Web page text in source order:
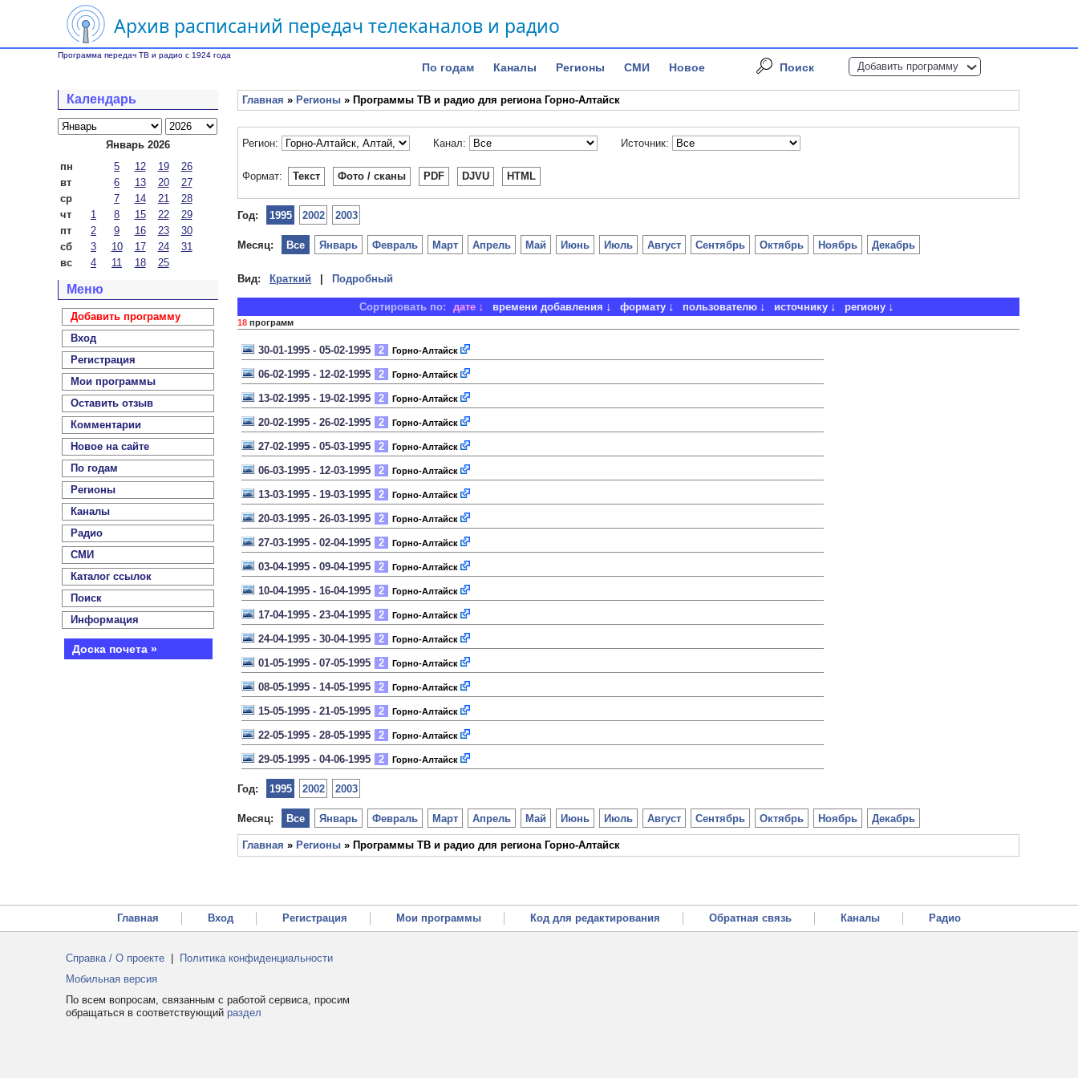
Архив расписаний передач телеканалов и радио
Программа передач ТВ и радио с 1924 года
По годам Каналы Регионы СМИ Новое Поиск Добавить программу
Календарь
Январь 2026
пн
5 12 19
26
вт
6 13 20
27
ср
7 14 21
28
чт
1 8 15 22
29
пт
2 9 16 23
30
сб
3 10 17 24
31
вс
4 11 18 25
Меню
Добавить программу
Вход
Регистрация
Мои программы
Оставить отзыв
Комментарии
Новое на сайте
По годам
Регионы
Каналы
Радио
СМИ
Каталог ссылок
Поиск
Информация
Доска почета »
Главная » Регионы » Программы ТВ и радио для региона Горно-Алтайск
Регион: Канал: Источник:
Формат: Текст Фото / сканы PDF DJVU HTML
Год: 1995 2002 2003
Месяц: Январь Февраль Март Апрель Май Июнь Июль Август Сентябрь Октябрь Ноябрь Декабрь
Все
Вид: Краткий Подробный
Сортировать по: дате времени добавления формату пользователю источнику региону
18 программ
30-01-1995 - 05-02-1995 2 Горно-Алтайск
06-02-1995 - 12-02-1995 2 Горно-Алтайск
13-02-1995 - 19-02-1995 2 Горно-Алтайск
20-02-1995 - 26-02-1995 2 Горно-Алтайск
27-02-1995 - 05-03-1995 2 Горно-Алтайск
06-03-1995 - 12-03-1995 2 Горно-Алтайск
13-03-1995 - 19-03-1995 2 Горно-Алтайск
20-03-1995 - 26-03-1995 2 Горно-Алтайск
27-03-1995 - 02-04-1995 2 Горно-Алтайск
03-04-1995 - 09-04-1995 2 Горно-Алтайск
10-04-1995 - 16-04-1995 2 Горно-Алтайск
17-04-1995 - 23-04-1995 2 Горно-Алтайск
24-04-1995 - 30-04-1995 2 Горно-Алтайск
01-05-1995 - 07-05-1995 2 Горно-Алтайск
08-05-1995 - 14-05-1995 2 Горно-Алтайск
15-05-1995 - 21-05-1995 2 Горно-Алтайск
22-05-1995 - 28-05-1995 2 Горно-Алтайск
29-05-1995 - 04-06-1995 2 Горно-Алтайск
Год: 1995 2002 2003
Месяц: Январь Февраль Март Апрель Май Июнь Июль Август Сентябрь Октябрь Ноябрь Декабрь
Все
Главная » Регионы » Программы ТВ и радио для региона Горно-Алтайск
Главная Вход Регистрация Мои программы Код для редактирования Обратная связь Каналы Радио
Справка / О проекте
Политика конфиденциальности
Мобильная версия
По всем вопросам, связанным с работой сервиса, просим
обращаться в соответствующий раздел